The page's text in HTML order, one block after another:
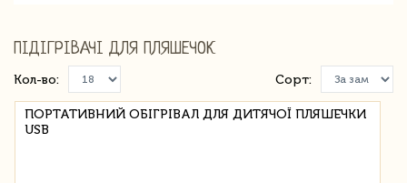
ПІДІГРІВАЧІ ДЛЯ ПЛЯШЕЧОК
Кол-во: Сорт:
ПОРТАТИВНИЙ ОБІГРІВАЛ ДЛЯ ДИТЯЧОЇ ПЛЯШЕЧКИ
USB